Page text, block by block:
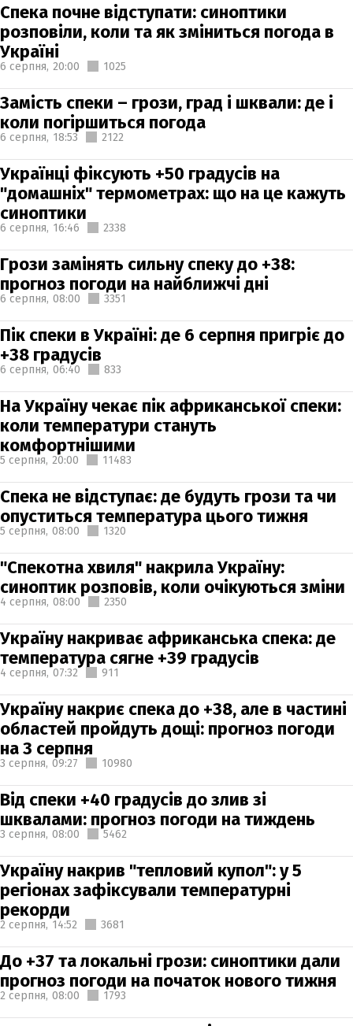
Спека почне відступати: синоптики
розповіли, коли та як зміниться погода в
Україні
6 серпня, 20:00 1025
Замість спеки – грози, град і шквали: де і
коли погіршиться погода
6 серпня, 18:53 2122
Українці фіксують +50 градусів на
"домашніх" термометрах: що на це кажуть
синоптики
6 серпня, 16:46 2338
Грози замінять сильну спеку до +38:
прогноз погоди на найближчі дні
6 серпня, 08:00 3351
Пік спеки в Україні: де 6 серпня пригріє до
+38 градусів
6 серпня, 06:40 833
На Україну чекає пік африканської спеки:
коли температури стануть
комфортнішими
5 серпня, 20:00 11483
Спека не відступає: де будуть грози та чи
опуститься температура цього тижня
5 серпня, 08:00 1320
"Спекотна хвиля" накрила Україну:
синоптик розповів, коли очікуються зміни
4 серпня, 08:00 2350
Україну накриває африканська спека: де
температура сягне +39 градусів
4 серпня, 07:32 911
Україну накриє спека до +38, але в частині
областей пройдуть дощі: прогноз погоди
на 3 серпня
3 серпня, 09:27 10980
Від спеки +40 градусів до злив зі
шквалами: прогноз погоди на тиждень
3 серпня, 08:00 5462
Україну накрив "тепловий купол": у 5
регіонах зафіксували температурні
рекорди
2 серпня, 14:52 3681
До +37 та локальні грози: синоптики дали
прогноз погоди на початок нового тижня
2 серпня, 08:00 1793